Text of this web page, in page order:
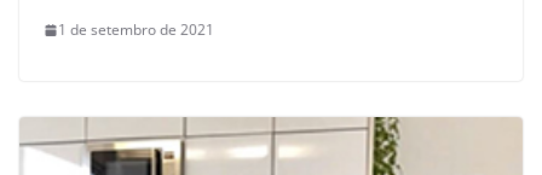
1 de setembro de 2021